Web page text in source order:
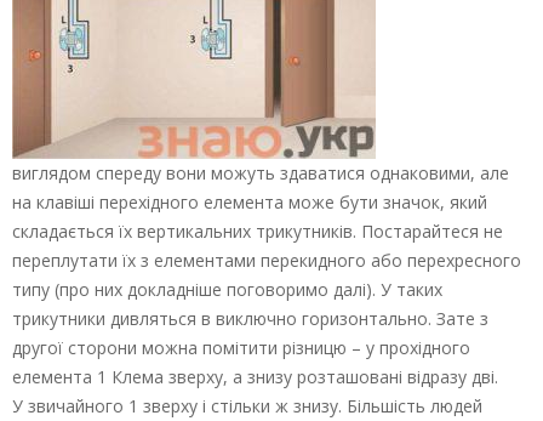
виглядом спереду вони можуть здаватися однаковими, але
на клавіші перехідного елемента може бути значок, який
складається їх вертикальних трикутників. Постарайтеся не
переплутати їх з елементами перекидного або перехресного
типу (про них докладніше поговоримо далі). У таких
трикутники дивляться в виключно горизонтально. Зате з
другої сторони можна помітити різницю – у прохідного
елемента 1 Клема зверху, а знизу розташовані відразу дві.
У звичайного 1 зверху і стільки ж знизу. Більшість людей